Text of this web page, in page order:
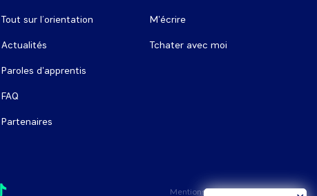
Tout sur l’orientation
Actualités
Paroles d'apprentis
FAQ
Partenaires
M'écrire
Tchater avec moi
Mentions légales Crédits